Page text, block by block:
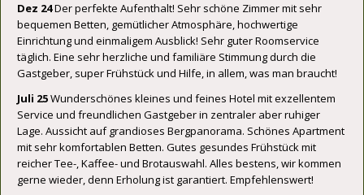
Dez 24Der perfekte Aufenthalt! Sehr schöne Zimmer mit sehr
bequemen Betten, gemütlicher Atmosphäre, hochwertige
Einrichtung und einmaligem Ausblick! Sehr guter Roomservice
täglich. Eine sehr herzliche und familiäre Stimmung durch die
Gastgeber, super Frühstück und Hilfe, in allem, was man braucht!
Juli 25Wunderschönes kleines und feines Hotel mit exzellentem
Service und freundlichen Gastgeber in zentraler aber ruhiger
Lage. Aussicht auf grandioses Bergpanorama. Schönes Apartment
mit sehr komfortablen Betten. Gutes gesundes Frühstück mit
reicher Tee-, Kaffee- und Brotauswahl. Alles bestens, wir kommen
gerne wieder, denn Erholung ist garantiert. Empfehlenswert!